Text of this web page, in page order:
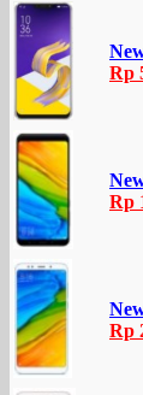
Rp
Rp
Rp